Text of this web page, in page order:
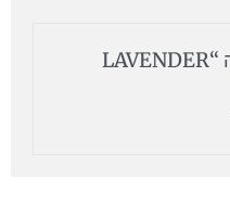
היה הראשון לכתוב סקירה “LAVENDER